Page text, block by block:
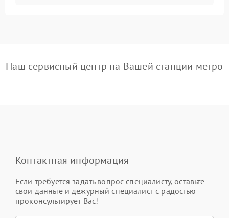
Наш сервисный центр на Вашей станции метро
Контактная информация
Если требуется задать вопрос специалисту, оставьте
свои данные и дежурный специалист с радостью
проконсультирует Вас!